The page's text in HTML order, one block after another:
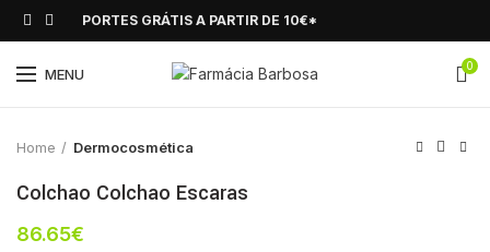
PORTES GRÁTIS A PARTIR DE 10€*
MENU 0
Click to enlarge
Home Dermocosmética
Colchao Colchao Escaras
86.65€